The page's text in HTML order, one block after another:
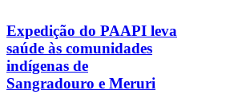
Expedição do PAAPI leva
saúde às comunidades
indígenas de
Sangradouro e Meruri